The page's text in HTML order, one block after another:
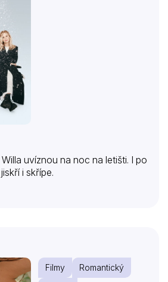
uvíznou na noc na letišti. I po
i skřípe.
Filmy
Romantický